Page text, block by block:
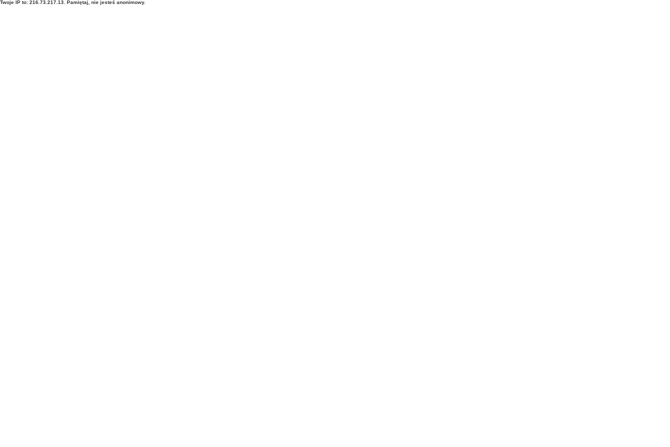
Twoje IP to: 216.73.217.13. Pamiętaj, nie jesteś anonimowy.